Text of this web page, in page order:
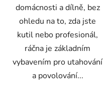
domácnosti a dílně, bez
ohledu na to, zda jste
kutil nebo profesionál,
ráčna je základním
vybavením pro utahování
a povolování...